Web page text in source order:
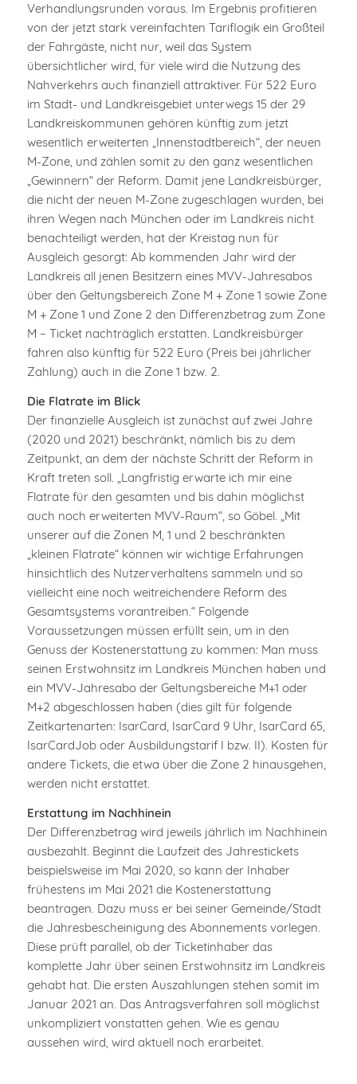
Verhandlungsrunden voraus. Im Ergebnis profitieren
von der jetzt stark vereinfachten Tariflogik ein Großteil
der Fahrgäste, nicht nur, weil das System
übersichtlicher wird, für viele wird die Nutzung des
Nahverkehrs auch finanziell attraktiver. Für 522 Euro
im Stadt- und Landkreisgebiet unterwegs 15 der 29
Landkreiskommunen gehören künftig zum jetzt
wesentlich erweiterten „Innenstadtbereich“, der neuen
M-Zone, und zählen somit zu den ganz wesentlichen
„Gewinnern“ der Reform. Damit jene Landkreisbürger,
die nicht der neuen M-Zone zugeschlagen wurden, bei
ihren Wegen nach München oder im Landkreis nicht
benachteiligt werden, hat der Kreistag nun für
Ausgleich gesorgt: Ab kommenden Jahr wird der
Landkreis all jenen Besitzern eines MVV-Jahresabos
über den Geltungsbereich Zone M + Zone 1 sowie Zone
M + Zone 1 und Zone 2 den Differenzbetrag zum Zone
M – Ticket nachträglich erstatten. Landkreisbürger
fahren also künftig für 522 Euro (Preis bei jährlicher
Zahlung) auch in die Zone 1 bzw. 2.
Die Flatrate im Blick
Der finanzielle Ausgleich ist zunächst auf zwei Jahre
(2020 und 2021) beschränkt, nämlich bis zu dem
Zeitpunkt, an dem der nächste Schritt der Reform in
Kraft treten soll. „Langfristig erwarte ich mir eine
Flatrate für den gesamten und bis dahin möglichst
auch noch erweiterten MVV-Raum“, so Göbel. „Mit
unserer auf die Zonen M, 1 und 2 beschränkten
„kleinen Flatrate“ können wir wichtige Erfahrungen
hinsichtlich des Nutzerverhaltens sammeln und so
vielleicht eine noch weitreichendere Reform des
Gesamtsystems vorantreiben.“ Folgende
Voraussetzungen müssen erfüllt sein, um in den
Genuss der Kostenerstattung zu kommen: Man muss
seinen Erstwohnsitz im Landkreis München haben und
ein MVV-Jahresabo der Geltungsbereiche M+1 oder
M+2 abgeschlossen haben (dies gilt für folgende
Zeitkartenarten: IsarCard, IsarCard 9 Uhr, IsarCard 65,
IsarCardJob oder Ausbildungstarif I bzw. II). Kosten für
andere Tickets, die etwa über die Zone 2 hinausgehen,
werden nicht erstattet.
Erstattung im Nachhinein
Der Differenzbetrag wird jeweils jährlich im Nachhinein
ausbezahlt. Beginnt die Laufzeit des Jahrestickets
beispielsweise im Mai 2020, so kann der Inhaber
frühestens im Mai 2021 die Kostenerstattung
beantragen. Dazu muss er bei seiner Gemeinde/Stadt
die Jahresbescheinigung des Abonnements vorlegen.
Diese prüft parallel, ob der Ticketinhaber das
komplette Jahr über seinen Erstwohnsitz im Landkreis
gehabt hat. Die ersten Auszahlungen stehen somit im
Januar 2021 an. Das Antragsverfahren soll möglichst
unkompliziert vonstatten gehen. Wie es genau
aussehen wird, wird aktuell noch erarbeitet.